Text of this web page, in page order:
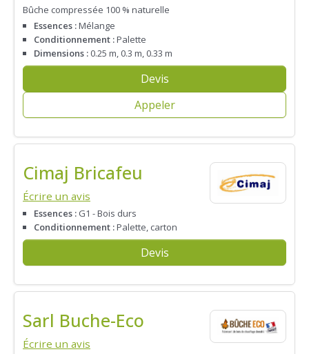
Bûche compressée 100 % naturelle
Essences :Mélange
Conditionnement :Palette
Dimensions : 0.25 m, 0.3 m, 0.33 m
Devis
Appeler
Cimaj Bricafeu
Écrire un avis
Essences : G1 - Bois durs
Conditionnement :Palette, carton
Devis
Sarl Buche-Eco
Écrire un avis